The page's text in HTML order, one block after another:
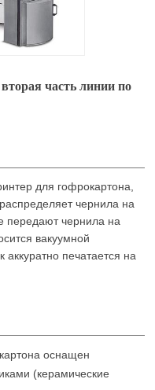
часть линии по
для гофрокартона,
чернила на
передают чернила на
вакуумной
аккуратно печатается на
оснащен
(керамические